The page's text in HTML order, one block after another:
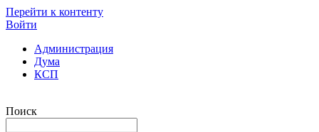
Перейти к контенту
Войти
Администрация
Дума
КСП
Поиск